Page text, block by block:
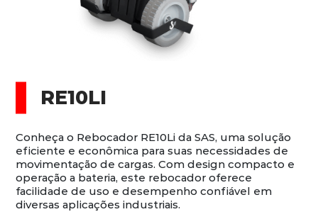
RE10LI
Conheça o Rebocador RE10Li da SAS, uma solução
eficiente e econômica para suas necessidades de
movimentação de cargas. Com design compacto e
operação a bateria, este rebocador oferece
facilidade de uso e desempenho confiável em
diversas aplicações industriais.